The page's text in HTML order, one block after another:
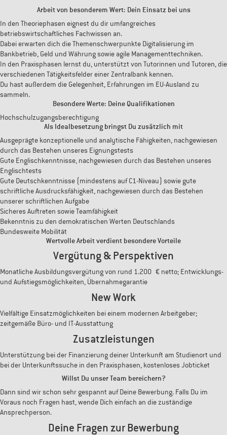
Arbeit von besonderem Wert: Dein Einsatz bei uns
In den Theoriephasen eignest du dir umfangreiches
betriebswirtschaftliches Fachwissen an.
Dabei erwarten dich die Themenschwerpunkte Digitalisierung im
Bankbetrieb, Geld und Währung sowie agile Managementtechniken.
In den Praxisphasen lernst du, unterstützt von Tutorinnen und Tutoren, die
verschiedenen Tätigkeitsfelder einer Zentralbank kennen.
Du hast außerdem die Gelegenheit, Erfahrungen im EU-Ausland zu
sammeln.
Besondere Werte: Deine Qualifikationen
Hochschulzugangsberechtigung
Als Idealbesetzung bringst Du zusätzlich mit
Ausgeprägte konzeptionelle und analytische Fähigkeiten, nachgewiesen
durch das Bestehen unseres Eignungstests
Gute Englischkenntnisse, nachgewiesen durch das Bestehen unseres
Englischtests
Gute Deutschkenntnisse (mindestens auf C1-Niveau) sowie gute
schriftliche Ausdrucksfähigkeit, nachgewiesen durch das Bestehen
unserer schriftlichen Aufgabe
Sicheres Auftreten sowie Teamfähigkeit
Bekenntnis zu den demokratischen Werten Deutschlands
Bundesweite Mobilität
Wertvolle Arbeit verdient besondere Vorteile
Vergütung & Perspektiven
Monatliche Ausbildungsvergütung von rund 1.200 € netto; Entwicklungs-
und Aufstiegsmöglichkeiten, Übernahmegarantie
New Work
Vielfältige Einsatzmöglichkeiten bei einem modernen Arbeitgeber;
zeitgemäße Büro- und IT-Ausstattung
Zusatzleistungen
Unterstützung bei der Finanzierung deiner Unterkunft am Studienort und
bei der Unterkunftssuche in den Praxisphasen, kostenloses Jobticket
Willst Du unser Team bereichern?
Dann sind wir schon sehr gespannt auf Deine Bewerbung. Falls Du im
Voraus noch Fragen hast, wende Dich einfach an die zuständige
Ansprechperson.
Deine Fragen zur Bewerbung